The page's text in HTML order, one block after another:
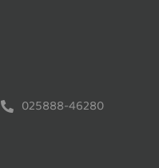
025888-46280